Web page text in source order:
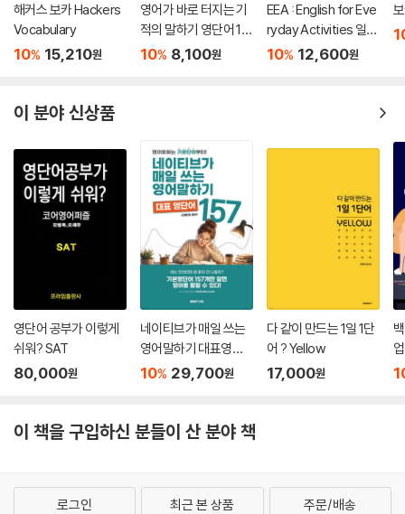
해커스 보카 Hackers
Vocabulary
10% 15,210원
영어가 바로 터지는 기
적의 말하기 영단어 10
00
10% 8,100원
EEA : English for Eve
ryday Activities 일상
표현 낭독편
10% 12,600원
이 분야 신상품
영단어 공부가 이렇게
쉬워? SAT
80,000원
네이티브가 매일 쓰는
영어말하기 대표영단
어 157
10% 29,700원
다 같이 만드는 1일 1단
어 ? Yellow
17,000원
업
이 책을 구입하신 분들이 산 분야 책
로그인 최근 본 상품 주문/배송